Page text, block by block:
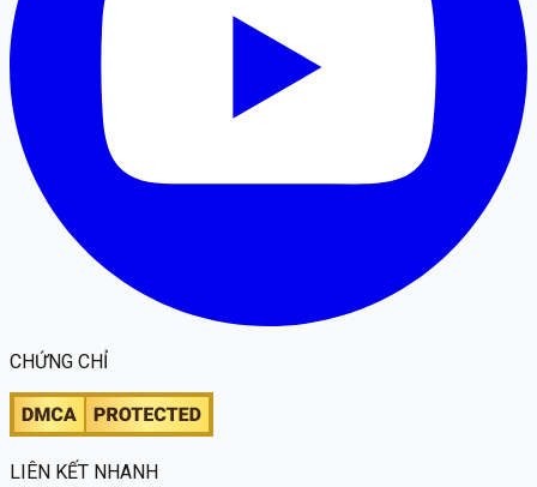
CHỨNG CHỈ
LIÊN KẾT NHANH